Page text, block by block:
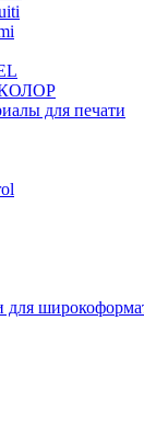
для печати
для